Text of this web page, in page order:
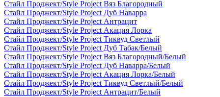
Стайл Проджект/Style Project Вяз Благородный
Стайл Проджект/Style Project Дуб Наварра
Стайл Проджект/Style Project Антрацит
Стайл Проджект/Style Project Акация Лорка
Стайл Проджект/Style Project Тиквуд Светлый
Стайл Проджект/Style Project Дуб Табак/Белый
Стайл Проджект/Style Project Вяз Благородный/Белый
Стайл Проджект/Style Project Дуб Наварра/Белый
Стайл Проджект/Style Project Акация Лорка/Белый
Стайл Проджект/Style Project Тиквуд Светлый/Белый
Стайл Проджект/Style Project Антрацит/Белый